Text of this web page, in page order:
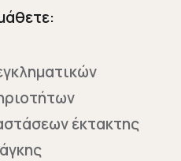
έκτακτης